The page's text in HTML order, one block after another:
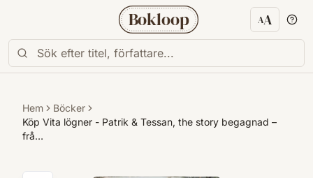
Bokloop AA
Hem
Böcker
Köp Vita lögner - Patrik & Tessan, the story begagnad –
frå…